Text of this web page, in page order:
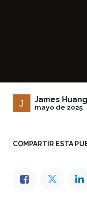
James Huang
mayo de 2025
COMPARTIR ESTA